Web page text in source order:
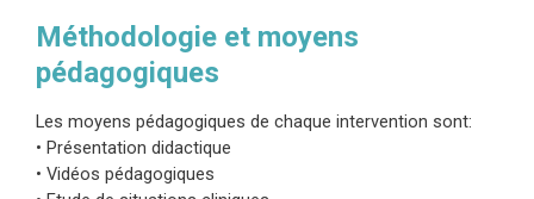
indépendamment du cursus.
Méthodologie et moyens
pédagogiques
Les moyens pédagogiques de chaque intervention sont:
• Présentation didactique
• Vidéos pédagogiques